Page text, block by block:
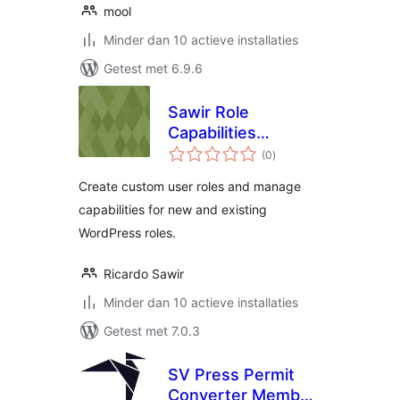
mool
Minder dan 10 actieve installaties
Getest met 6.9.6
Sawir Role
Capabilities
Manager
(0totaal
waarderingen
)
Create custom user roles and manage
capabilities for new and existing
WordPress roles.
Ricardo Sawir
Minder dan 10 actieve installaties
Getest met 7.0.3
SV Press Permit
Converter Member